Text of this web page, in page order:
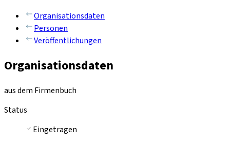
Organisationsdaten
Personen
Veröffentlichungen
Organisationsdaten
aus dem Firmenbuch
Status
Eingetragen